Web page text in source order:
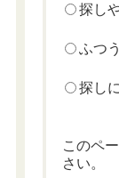
探し
ふつう
探し
このペ
さい。